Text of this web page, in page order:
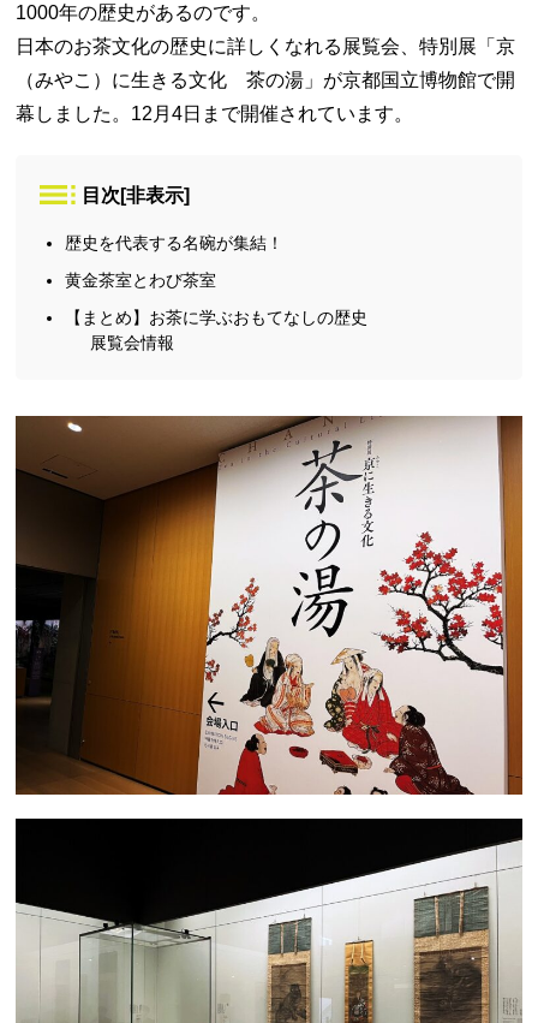
1000年の歴史があるのです。
日本のお茶文化の歴史に詳しくなれる展覧会、特別展「京
（みやこ）に生きる文化 茶の湯」が京都国立博物館で開
幕しました。12月4日まで開催されています。
目次 [非表示]
歴史を代表する名碗が集結！
黄金茶室とわび茶室
【まとめ】お茶に学ぶおもてなしの歴史
展覧会情報